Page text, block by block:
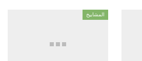
المشاييخ